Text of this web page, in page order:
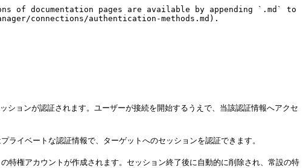
documentation pages are available by appending `.md` to
connections/authentication-methods.md).